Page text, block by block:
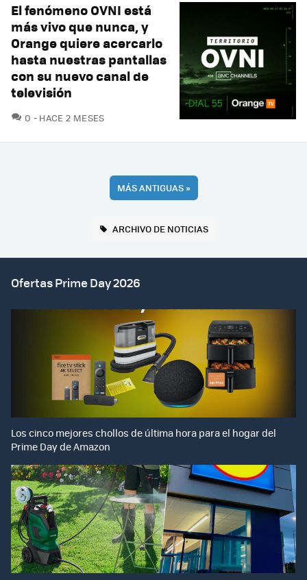
El fenómeno OVNI está
más vivo que nunca, y
Orange quiere acercarlo
hasta nuestras pantallas
con su nuevo canal de
televisión
0 COMENTARIOS
HACE 2 MESES
MÁS ANTIGUAS»
ARCHIVO DE NOTICIAS
Ofertas Prime Day 2026
Los cinco mejores chollos de última hora para el hogar del
Prime Day de Amazon